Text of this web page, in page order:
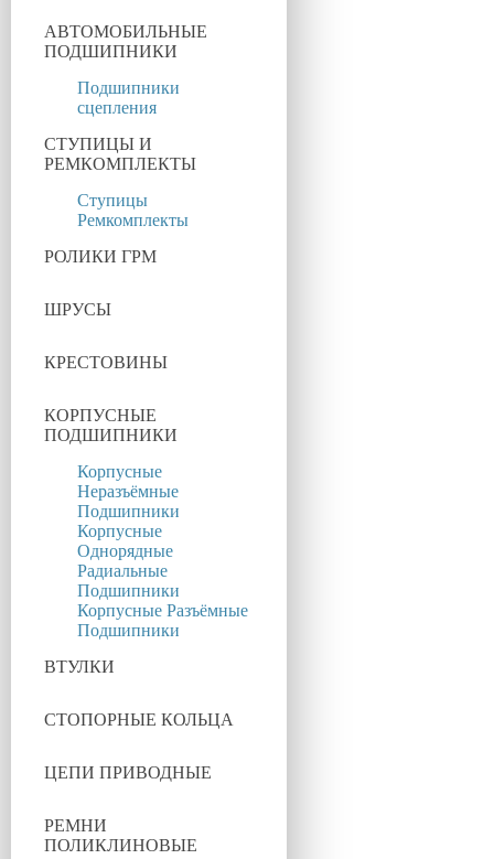
АВТОМОБИЛЬНЫЕ
ПОДШИПНИКИ
Подшипники
сцепления
СТУПИЦЫ И
РЕМКОМПЛЕКТЫ
Ступицы
Ремкомплекты
РОЛИКИ ГРМ
ШРУСЫ
КРЕСТОВИНЫ
КОРПУСНЫЕ
ПОДШИПНИКИ
Корпусные
Неразъёмные
Подшипники
Корпусные
Однорядные
Радиальные
Подшипники
Корпусные Разъёмные
Подшипники
ВТУЛКИ
СТОПОРНЫЕ КОЛЬЦА
ЦЕПИ ПРИВОДНЫЕ
РЕМНИ
ПОЛИКЛИНОВЫЕ